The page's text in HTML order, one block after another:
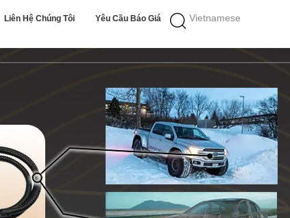
Vietnamese
Liên Hệ Chúng Tôi Yêu Cầu Báo Giá